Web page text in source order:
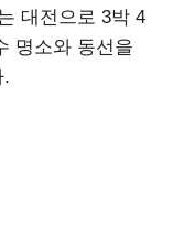
대전으로 3박 4
명소와 동선을
.